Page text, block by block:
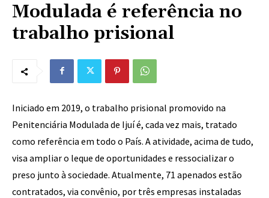
Modulada é referência no
trabalho prisional
Iniciado em 2019, o trabalho prisional promovido na
Penitenciária Modulada de Ijuí é, cada vez mais, tratado
como referência em todo o País. A atividade, acima de tudo,
visa ampliar o leque de oportunidades e ressocializar o
preso junto à sociedade. Atualmente, 71 apenados estão
contratados, via convênio, por três empresas instaladas